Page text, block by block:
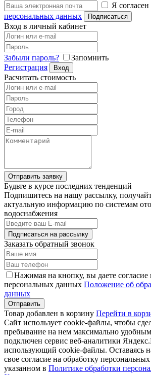
Я
персональных данных
Подписаться
Вход в личный кабинет
Забыли пароль?
Запомнить
Регистрация
Вход
Расчитать стоимость
Отправить заявку
Будьте в курсе последних тенденций
Подпишитесь на нашу рассылку,
актуальную информацию по системам
водоснабжения
Подписаться на рассылку
Заказать обратный звонок
Нажимая на кнопку, вы даете согласие
персональных данных Положение об
данных
Товар добавлен в корзину Перейти в
Сайт использует cookie-файлы, чтобы
пребывание на нем максимально
подключен сервис веб-аналитики
использующий cookie-файлы. Оставаясь
свое согласие на обработку
указанном в Политике обработки